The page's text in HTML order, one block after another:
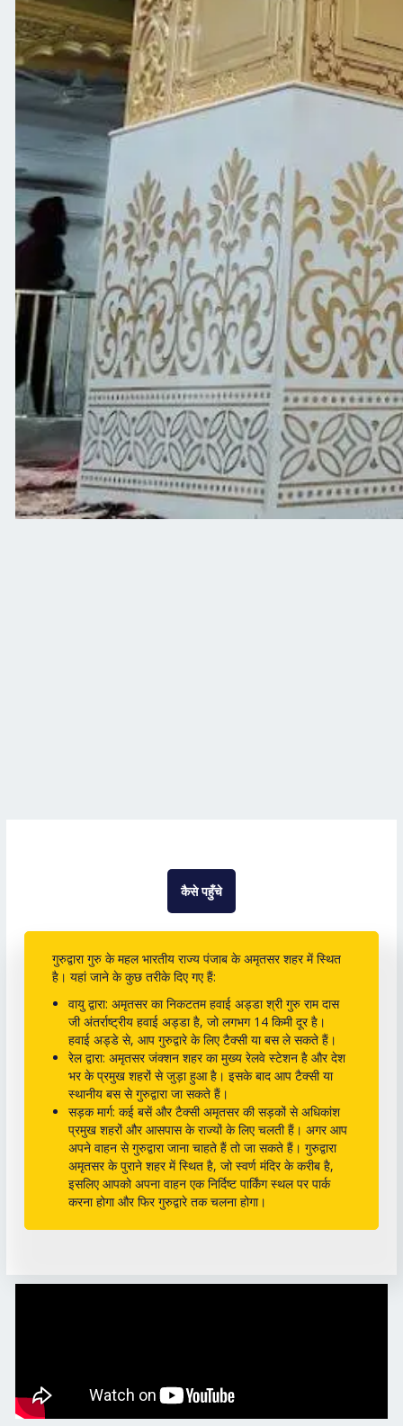
कैसे पहुँचे
गुरुद्वारा गुरु के महल भारतीय राज्य पंजाब के अमृतसर शहर में स्थित
है। यहां जाने के कुछ तरीके दिए गए हैं:
वायु द्वारा: अमृतसर का निकटतम हवाई अड्डा श्री गुरु राम दास
जी अंतर्राष्ट्रीय हवाई अड्डा है, जो लगभग 14 किमी दूर है।
हवाई अड्डे से, आप गुरुद्वारे के लिए टैक्सी या बस ले सकते हैं।
रेल द्वारा: अमृतसर जंक्शन शहर का मुख्य रेलवे स्टेशन है और देश
भर के प्रमुख शहरों से जुड़ा हुआ है। इसके बाद आप टैक्सी या
स्थानीय बस से गुरुद्वारा जा सकते हैं।
सड़क मार्ग: कई बसें और टैक्सी अमृतसर की सड़कों से अधिकांश
प्रमुख शहरों और आसपास के राज्यों के लिए चलती हैं। अगर आप
अपने वाहन से गुरुद्वारा जाना चाहते हैं तो जा सकते हैं। गुरुद्वारा
अमृतसर के पुराने शहर में स्थित है, जो स्वर्ण मंदिर के करीब है,
इसलिए आपको अपना वाहन एक निर्दिष्ट पार्किंग स्थल पर पार्क
करना होगा और फिर गुरुद्वारे तक चलना होगा।